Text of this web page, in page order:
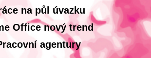
na půl úvazku
Office nový trend
agentury